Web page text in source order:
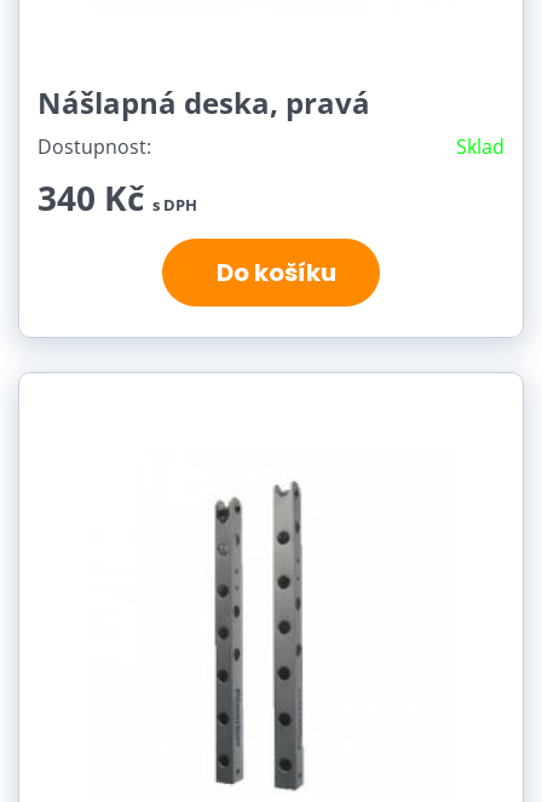
Nášlapná deska, pravá
Dostupnost: Sklad
340 Kč s DPH
Do košíku